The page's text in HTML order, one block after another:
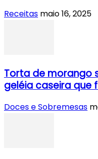
Receitas maio 16, 2025
Torta de morango
geléia caseira que
Doces e Sobremesas